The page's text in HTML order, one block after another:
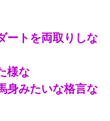
ートを両取りしな
様な
身みたいな格言な